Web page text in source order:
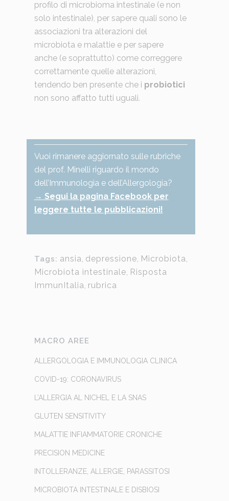
profilo di microbioma intestinale (e non
solo intestinale), per sapere quali sono le
associazioni tra alterazioni del
microbiota e malattie e per sapere
anche (e soprattutto) come correggere
correttamente quelle alterazioni,
tendendo ben presente che i probiotici
non sono affatto tutti uguali.
Vuoi rimanere aggiornato sulle rubriche
del prof. Minelli riguardo il mondo
dell’Immunologia e dell’Allergologia?
→ Segui la pagina Facebook per
leggere tutte le pubblicazioni!
Tags: ansia depressione Microbiota
Microbiota intestinale Risposta
ImmunItalia rubrica
MACRO AREE
ALLERGOLOGIA E IMMUNOLOGIA CLINICA
COVID-19: CORONAVIRUS
L’ALLERGIA AL NICHEL E LA SNAS
GLUTEN SENSITIVITY
MALATTIE INFIAMMATORIE CRONICHE
PRECISION MEDICINE
INTOLLERANZE, ALLERGIE, PARASSITOSI
MICROBIOTA INTESTINALE E DISBIOSI